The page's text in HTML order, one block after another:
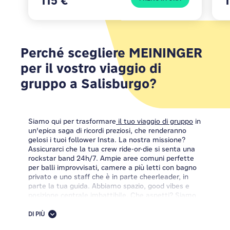
Perché scegliere MEININGER
per il vostro viaggio di
gruppo a Salisburgo?
Siamo qui per trasformare il tuo viaggio di gruppo in
un'epica saga di ricordi preziosi, che renderanno
gelosi i tuoi follower Insta. La nostra missione?
Assicurarci che la tua crew ride-or-die si senta una
rockstar band 24h/7. Ampie aree comuni perfette
per balli improvvisati, camere a più letti con bagno
privato e uno staff che è in parte cheerleader, in
parte la tua guida. Abbiamo spazio, good vibes e
posizione centrale imbattibile. Che aspetti? Siamo
DI PIÙ